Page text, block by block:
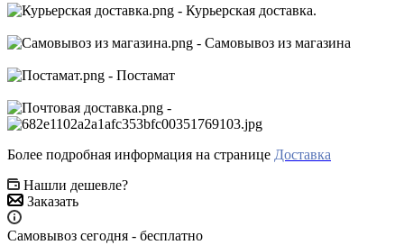
- Курьерская доставка.
- Самовывоз из магазина
- Постамат
-
Более подробная информация на странице Доставка
Нашли дешевле?
Заказать
Самовывоз сегодня - бесплатно